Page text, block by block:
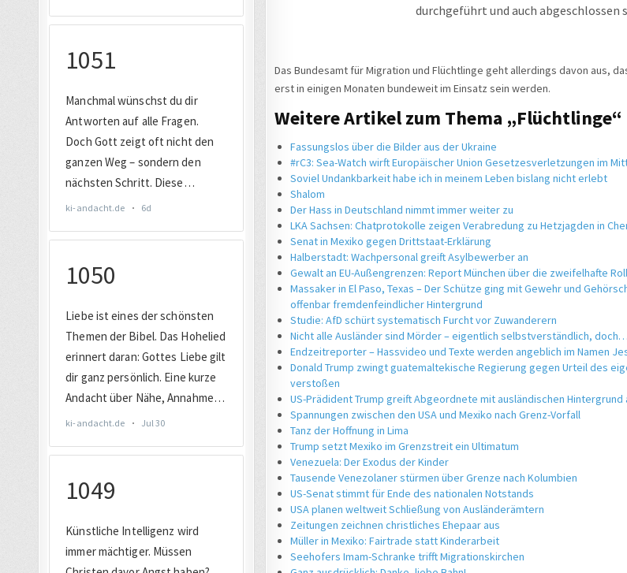
durchgeführt und auch abgeschlossen
Das Bundesamt für Migration und Flüchtlinge geht allerdings davon aus,
erst in einigen Monaten bundeweit im Einsatz sein werden.
Weitere Artikel zum Thema „Flüchtlinge“
Fassungslos über die Bilder aus der Ukraine
#rC3: Sea-Watch wirft Europäischer Union Gesetzesverletzungen im
Soviel Undankbarkeit habe ich in meinem Leben bislang nicht erlebt
Shalom
Der Hass in Deutschland nimmt immer weiter zu
LKA Sachsen: Chatprotokolle zeigen Verabredung zu Hetzjagden in
Senat in Mexiko gegen Drittstaat-Erklärung
Halberstadt: Wachpersonal greift Asylbewerber an
Gewalt an EU-Außengrenzen: Report München über die zweifelhafte
Massaker in El Paso, Texas – Der Schütze ging mit Gewehr und
offenbar fremdenfeindlicher Hintergrund
Studie: AfD schürt systematisch Furcht vor Zuwanderern
Nicht alle Ausländer sind Mörder – eigentlich selbstverständlich, doch…
Endzeitreporter – Hassvideo und Texte werden angeblich im Namen
Donald Trump zwingt guatemaltekische Regierung gegen Urteil des
verstoßen
US-Prädident Trump greift Abgeordnete mit ausländischen Hintergrund
Spannungen zwischen den USA und Mexiko nach Grenz-Vorfall
Tanz der Hoffnung in Lima
Trump setzt Mexiko im Grenzstreit ein Ultimatum
Venezuela: Der Exodus der Kinder
Tausende Venezolaner stürmen über Grenze nach Kolumbien
US-Senat stimmt für Ende des nationalen Notstands
USA planen weltweit Schließung von Ausländerämtern
Zeitungen zeichnen christliches Ehepaar aus
Müller in Mexiko: Fairtrade statt Kinderarbeit
Seehofers Imam-Schranke trifft Migrationskirchen